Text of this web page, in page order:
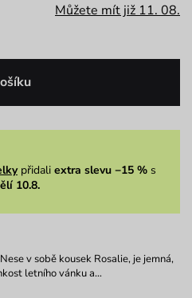
Můžete mít již 11. 08.
přidali extra slevu −15 %s
10.8.
v sobě kousek Rosalie, je jemná,
letního vánku a…